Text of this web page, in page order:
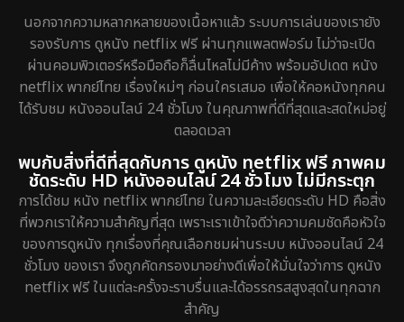
นอกจากความหลากหลายของเนื้อหาแล้ว ระบบการเล่นของเรายัง
รองรับการ ดูหนัง netflix ฟรี ผ่านทุกแพลตฟอร์ม ไม่ว่าจะเปิด
ผ่านคอมพิวเตอร์หรือมือถือก็ลื่นไหลไม่มีค้าง พร้อมอัปเดต หนัง
netflix พากย์ไทย เรื่องใหม่ๆ ก่อนใครเสมอ เพื่อให้คอหนังทุกคน
ได้รับชม หนังออนไลน์ 24 ชั่วโมง ในคุณภาพที่ดีที่สุดและสดใหม่อยู่
ตลอดเวลา
พบกับสิ่งที่ดีที่สุดกับการ ดูหนัง netflix ฟรี ภาพคม
ชัดระดับ HD หนังออนไลน์ 24 ชั่วโมง ไม่มีกระตุก
การได้ชม หนัง netflix พากย์ไทย ในความละเอียดระดับ HD คือสิ่ง
ที่พวกเราให้ความสำคัญที่สุด เพราะเราเข้าใจดีว่าความคมชัดคือหัวใจ
ของการดูหนัง ทุกเรื่องที่คุณเลือกชมผ่านระบบ หนังออนไลน์ 24
ชั่วโมง ของเรา จึงถูกคัดกรองมาอย่างดีเพื่อให้มั่นใจว่าการ ดูหนัง
netflix ฟรี ในแต่ละครั้งจะราบรื่นและได้อรรถรสสูงสุดในทุกฉาก
สำคัญ